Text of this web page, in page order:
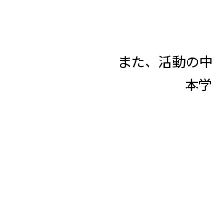
グ
会場
また、活動の
本